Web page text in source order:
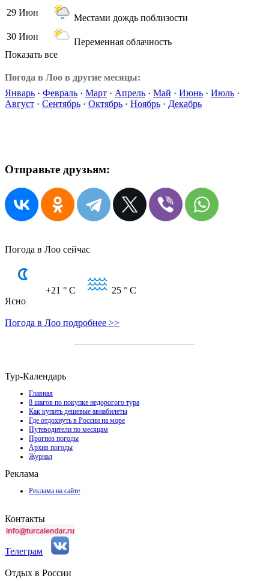
29 Июн
Местами дождь поблизости
30 Июн
Переменная облачность
Показать все
Погода в Лоо в другие месяцы:
Январь · Февраль · Март · Апрель · Май · Июнь · Июль ·
Август · Сентябрь · Октябрь · Ноябрь · Декабрь
Отправьте друзьям:
Погода в Лоо сейчас
+21 ° C 25 ° C
Ясно
Погода в Лоо подробнее >>
Тур-Календарь
Главная
8 шагов по покупке недорогого тура
Как купить дешевые авиабилеты
Где отдохнуть в России на море
Путеводители по месяцам
Прогноз погоды
Архив погоды
Журнал
Реклама
Реклама на сайте
Контакты
Телеграм
Отдых в России